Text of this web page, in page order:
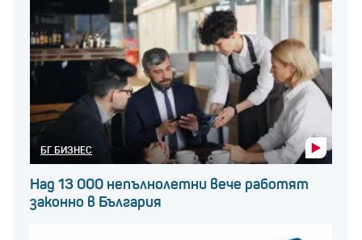
БГ БИЗНЕС
Над 13 000 непълнолетни вече работят
законно в България